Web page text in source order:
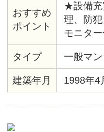
おすすめ
ポイント
★設備充
理、防
モニタ
テム、
ー、ク
ト、シ
ー、宅
タイプ 一般マ
建築年月 1998年